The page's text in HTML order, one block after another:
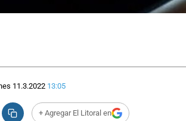
11.3.2022 13:05
+ Agregar El Litoral en